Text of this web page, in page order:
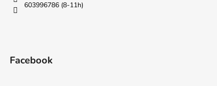
603996786 (8-11h)
Facebook